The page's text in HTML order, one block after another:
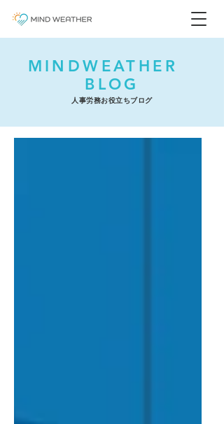
MINDWEATHER
BLOG
人事労務お役立ちブログ